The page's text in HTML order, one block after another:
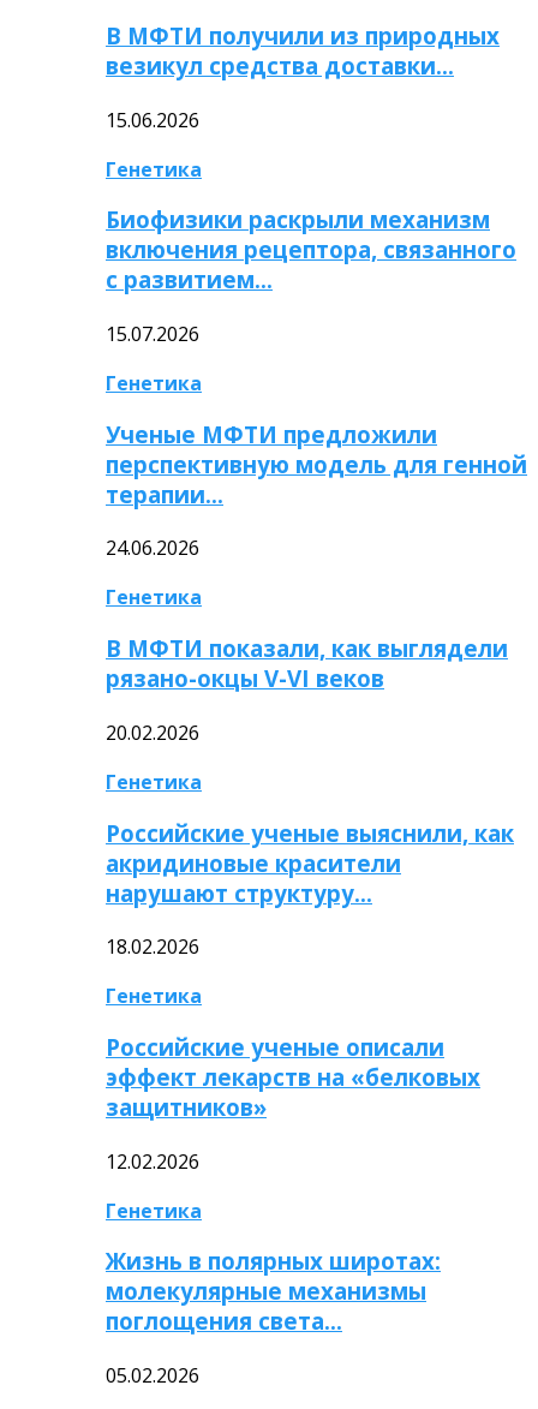
В МФТИ получили из природных
везикул средства доставки…
15.06.2026
Генетика
Биофизики раскрыли механизм
включения рецептора, связанного
с развитием…
15.07.2026
Генетика
Ученые МФТИ предложили
перспективную модель для генной
терапии…
24.06.2026
Генетика
В МФТИ показали, как выглядели
рязано-окцы V-VI веков
20.02.2026
Генетика
Российские ученые выяснили, как
акридиновые красители
нарушают структуру…
18.02.2026
Генетика
Российские ученые описали
эффект лекарств на «белковых
защитников»
12.02.2026
Генетика
Жизнь в полярных широтах:
молекулярные механизмы
поглощения света…
05.02.2026